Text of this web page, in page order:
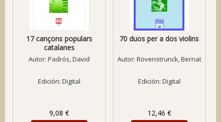
17 cançons populars
catalanes
Autor: Padrós, David
Edición: Digital
9,08 €
70 duos per a dos violins
Autor: Rövenstrunck, Bernat
Edición: Digital
12,46 €